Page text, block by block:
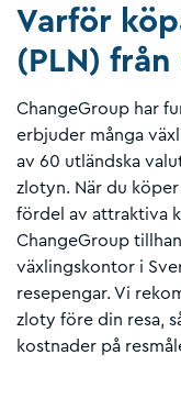
Varför
(PLN)
ChangeGroup har
erbjuder många
av 60 utländska
zlotyn. När du
fördel av attraktiva
ChangeGroup
växlingskontor i
resepengar. Vi
zloty före din resa,
kostnader på